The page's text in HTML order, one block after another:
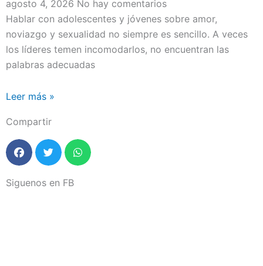
agosto 4, 2026 No hay comentarios
Hablar con adolescentes y jóvenes sobre amor,
noviazgo y sexualidad no siempre es sencillo. A veces
los líderes temen incomodarlos, no encuentran las
palabras adecuadas
Leer más »
Compartir
Siguenos en FB